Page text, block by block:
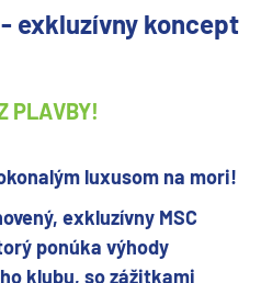
- exkluzívny koncept
PLAVBY!
luxusom na mori!
exkluzívny MSC
ponúka výhody
klubu, so zážitkami